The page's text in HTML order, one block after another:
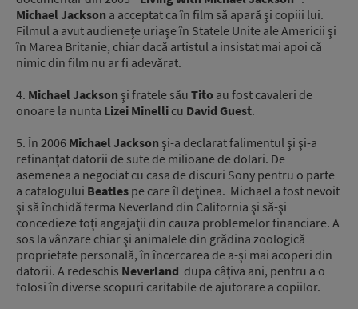
Michael Jackson a acceptat ca în film să apară şi copiii lui.
Filmul a avut audieneţe uriaşe în Statele Unite ale Americii şi
în Marea Britanie, chiar dacă artistul a insistat mai apoi că
nimic din film nu ar fi adevărat.
4. Michael Jackson şi fratele său Tito au fost cavaleri de
onoare la nunta Lizei Minelli cu David Guest.
5. În 2006 Michael Jackson şi-a declarat falimentul şi şi-a
refinanţat datorii de sute de milioane de dolari. De
asemenea a negociat cu casa de discuri Sony pentru o parte
a catalogului Beatles pe care îl deţinea. Michael a fost nevoit
şi să închidă ferma Neverland din California şi să-şi
concedieze toţi angajaţii din cauza problemelor financiare. A
sos la vânzare chiar şi animalele din grădina zoologică
proprietate personală, în încercarea de a-şi mai acoperi din
datorii. A redeschis Neverland dupa câţiva ani, pentru a o
folosi în diverse scopuri caritabile de ajutorare a copiilor.